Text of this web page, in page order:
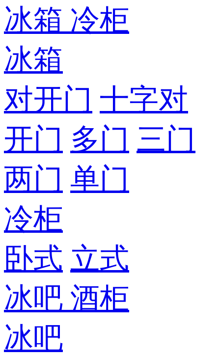
冰箱 冷柜
冰箱
对开门 十字对
开门 多门 三门
两门 单门
冷柜
卧式 立式
冰吧 酒柜
冰吧